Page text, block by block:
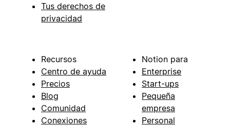
Tus derechos de
privacidad
Recursos
Centro de ayuda
Precios
Blog
Comunidad
Conexiones
Notion para
Enterprise
Start-ups
Pequeña
empresa
Personal